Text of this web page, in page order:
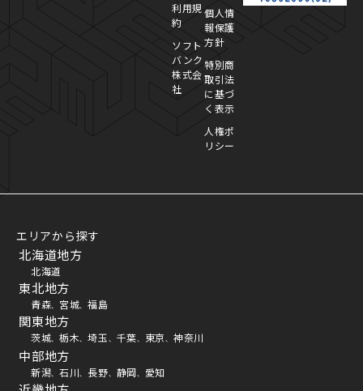
利用規
約
ソフト
バンク
株式会
社
個人情
報保護
方針
特別商
取引法
に基づ
く表示
人権ポ
リシー
エリアから探す
北海道地方
北海道
東北地方
青森、 宮城、 福島
関東地方
茨城、 栃木、 埼玉、 千葉、 東京、 神奈川
中部地方
新潟、 石川、 長野、 静岡、 愛知